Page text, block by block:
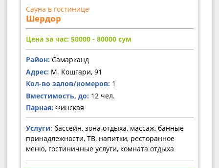
Сауна в гостинице
Шердор
Цена за час: 50000 - 80000 сум
Район: Самарканд
Адрес: М. Кошгари, 91
Кол-во залов/номеров: 1
Вместимость, до: 12 чел.
Парная: Финская
Услуги: бассейн, зона отдыха, массаж, банные
принадлежности, ТВ, напитки, ресторанное
меню, гостиничные услуги, комната отдыха